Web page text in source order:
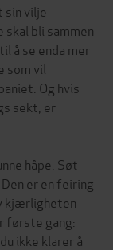
sin vilje
skal bli sammen
å se enda mer
som vil
Og hvis
sekt, er
håpe. Søt
er en feiring
kjærligheten
første gang:
ikke klarer å